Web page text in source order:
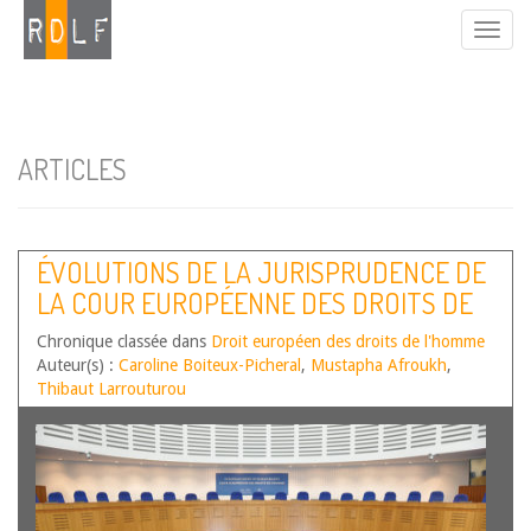
ARTICLES
ÉVOLUTIONS DE LA JURISPRUDENCE DE
LA COUR EUROPÉENNE DES DROITS DE
L’HOMME – SECOND SEMESTRE 2025
Chronique classée dans Droit européen des droits de l'homme
Auteur(s) : Caroline Boiteux-Picheral , Mustapha Afroukh,
Thibaut Larrouturou